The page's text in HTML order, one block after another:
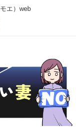
エ）web